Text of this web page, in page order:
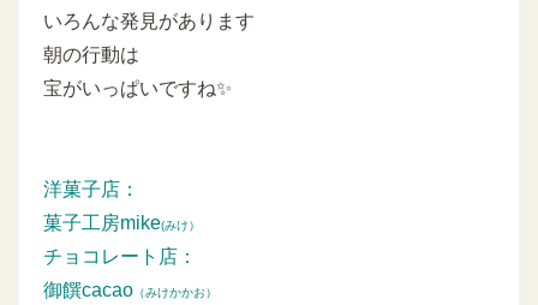
いろんな発見があります
朝の行動は
宝がいっぱいですね✨
洋菓子店：
菓子工房mike(みけ）
チョコレート店：
御饌cacao （みけかかお）